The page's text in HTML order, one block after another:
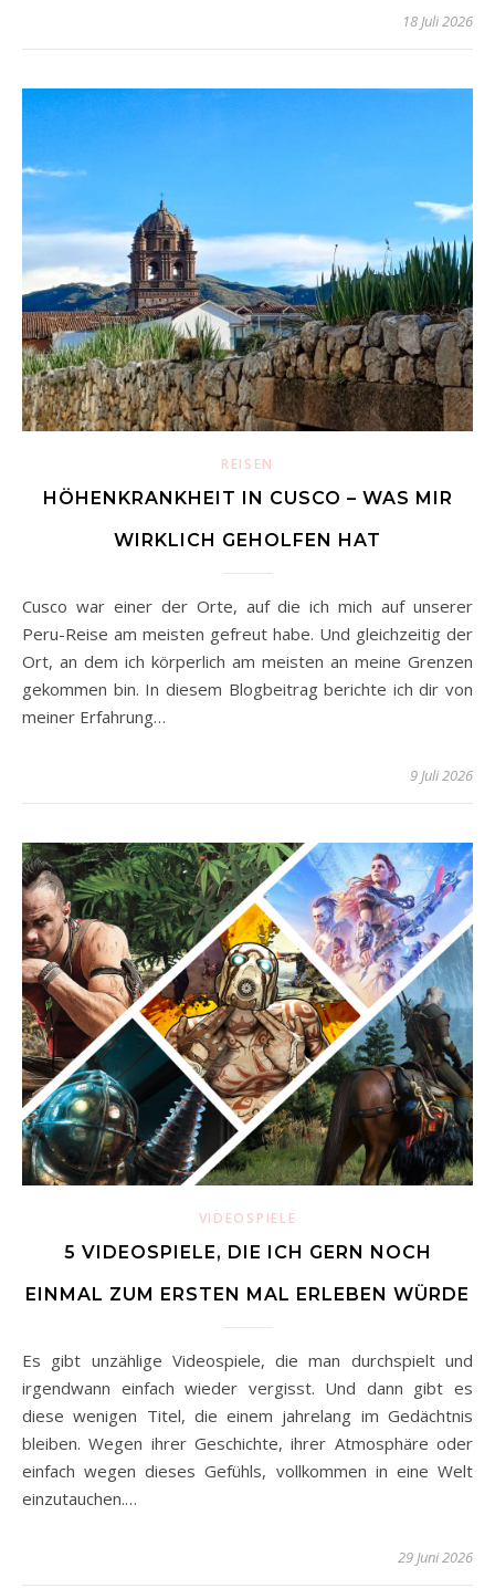
18 Juli 2026
REISEN
HÖHENKRANKHEIT IN CUSCO – WAS MIR
WIRKLICH GEHOLFEN HAT
Cusco war einer der Orte, auf die ich mich auf unserer
Peru-Reise am meisten gefreut habe. Und gleichzeitig der
Ort, an dem ich körperlich am meisten an meine Grenzen
gekommen bin. In diesem Blogbeitrag berichte ich dir von
meiner Erfahrung…
9 Juli 2026
VIDEOSPIELE
5 VIDEOSPIELE, DIE ICH GERN NOCH
EINMAL ZUM ERSTEN MAL ERLEBEN WÜRDE
Es gibt unzählige Videospiele, die man durchspielt und
irgendwann einfach wieder vergisst. Und dann gibt es
diese wenigen Titel, die einem jahrelang im Gedächtnis
bleiben. Wegen ihrer Geschichte, ihrer Atmosphäre oder
einfach wegen dieses Gefühls, vollkommen in eine Welt
einzutauchen.…
29 Juni 2026